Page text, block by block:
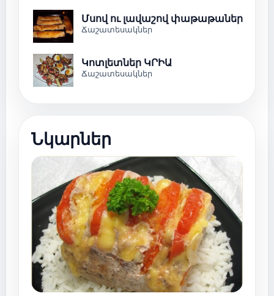
Մսով ու լավաշով փաթաթաներ
Ճաշատեսակներ
Կոտլետներ ԿՐԻԱ
Ճաշատեսակներ
Նկարներ